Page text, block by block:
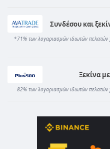
Συνδέσου και
*71% των λογαριασμών ιδιωτών
Ξεκίνα
82% των λογαριασμών ιδιωτών